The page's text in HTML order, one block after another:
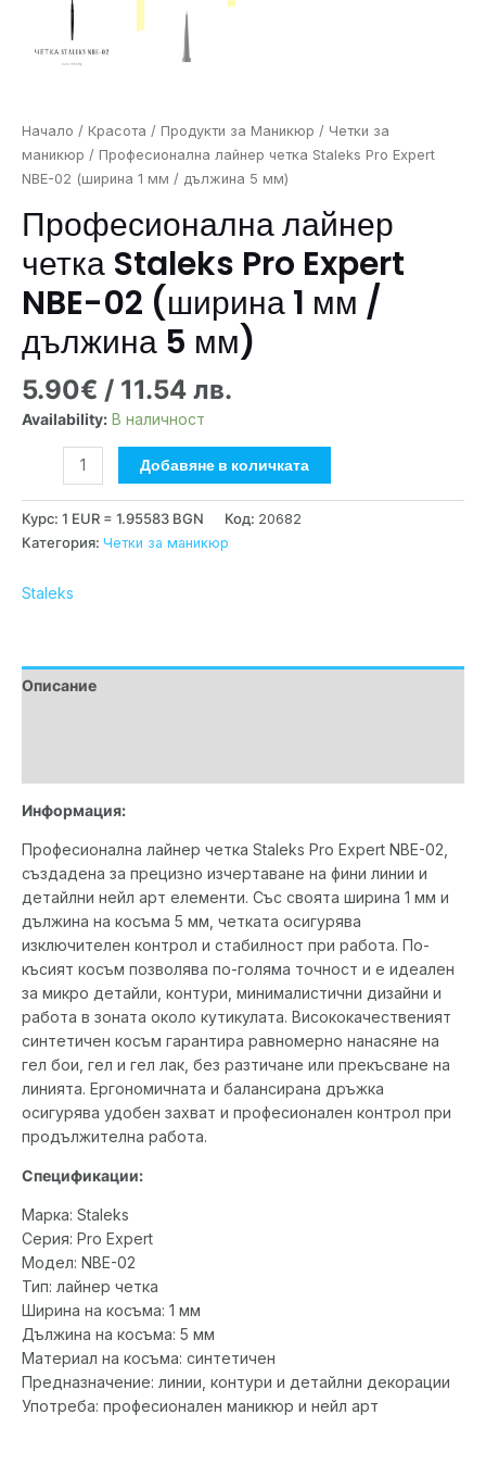
Начало / Красота / Продукти за Маникюр / Четки за
маникюр / Професионална лайнер четка Staleks Pro Expert
NBE-02 (ширина 1 мм / дължина 5 мм)
Професионална лайнер
четка Staleks Pro Expert
NBE-02 (ширина 1 мм /
дължина 5 мм)
5.90€ / 11.54 лв.
Availability: В наличност
Добавяне в количката
Курс: 1 EUR = 1.95583 BGN Код: 20682
Категория: Четки за маникюр
Staleks
Описание
Информация:
Професионална лайнер четка Staleks Pro Expert NBE-02,
създадена за прецизно изчертаване на фини линии и
детайлни нейл арт елементи. Със своята ширина 1 мм и
дължина на косъма 5 мм, четката осигурява
изключителен контрол и стабилност при работа. По-
късият косъм позволява по-голяма точност и е идеален
за микро детайли, контури, минималистични дизайни и
работа в зоната около кутикулата. Висококачественият
синтетичен косъм гарантира равномерно нанасяне на
гел бои, гел и гел лак, без разтичане или прекъсване на
линията. Ергономичната и балансирана дръжка
осигурява удобен захват и професионален контрол при
продължителна работа.
Спецификации:
Марка: Staleks
Серия: Pro Expert
Модел: NBE-02
Тип: лайнер четка
Ширина на косъма: 1 мм
Дължина на косъма: 5 мм
Материал на косъма: синтетичен
Предназначение: линии, контури и детайлни декорации
Употреба: професионален маникюр и нейл арт